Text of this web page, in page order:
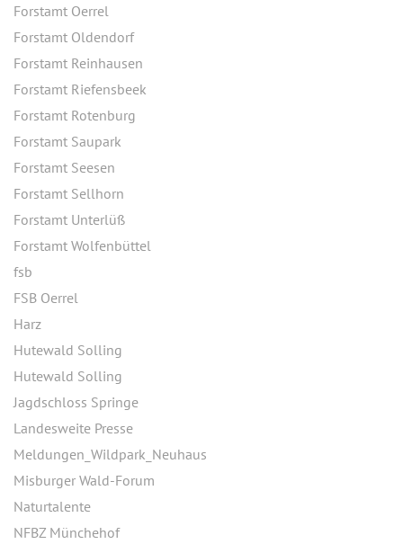
Forstamt Oerrel
Forstamt Oldendorf
Forstamt Reinhausen
Forstamt Riefensbeek
Forstamt Rotenburg
Forstamt Saupark
Forstamt Seesen
Forstamt Sellhorn
Forstamt Unterlüß
Forstamt Wolfenbüttel
fsb
FSB Oerrel
Harz
Hutewald Solling
Hutewald Solling
Jagdschloss Springe
Landesweite Presse
Meldungen_Wildpark_Neuhaus
Misburger Wald-Forum
Naturtalente
NFBZ Münchehof